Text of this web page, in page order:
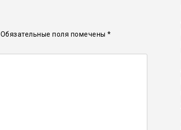
Обязательные поля помечены *